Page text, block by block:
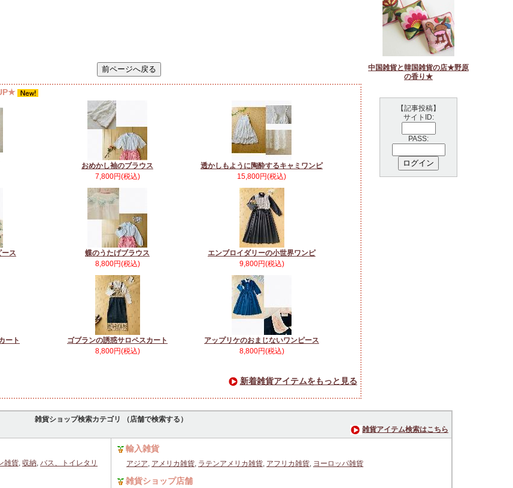
おめかし袖のブラウス
7,800円(税込)
透かしもように陶酔するキャミワンピ
15,800円(税込)
ス
蝶のうたげブラウス
8,800円(税込)
エンブロイダリーの小世界ワンピ
9,800円(税込)
ート
ゴブランの誘惑サロペスカート
8,800円(税込)
アップリケのおまじないワンピース
8,800円(税込)
新着雑貨アイテムをもっと見る
中国雑貨と韓国雑貨の店★野原
の香り★
【記事投稿】
サイトID:
PASS:
雑貨ショップ検索カテゴリ （店舗で検索する）
雑貨アイテム検索はこちら
雑貨, 収納, バス、トイレタリ
輸入雑貨
アジア, アメリカ雑貨, ラテンアメリカ雑貨, アフリカ雑貨, ヨーロッパ雑貨
雑貨ショップ店舗